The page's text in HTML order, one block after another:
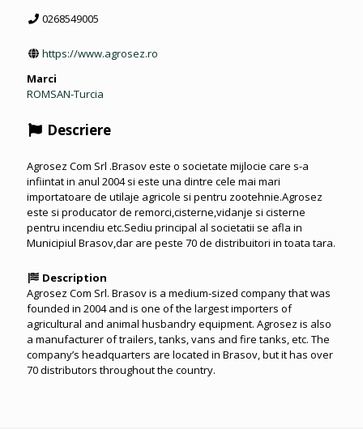
0268549005
https://www.agrosez.ro
Marci
ROMSAN-Turcia
Descriere
Agrosez Com Srl .Brasov este o societate mijlocie care s-a
infiintat in anul 2004 si este una dintre cele mai mari
importatoare de utilaje agricole si pentru zootehnie.Agrosez
este si producator de remorci,cisterne,vidanje si cisterne
pentru incendiu etc.Sediu principal al societatii se afla in
Municipiul Brasov,dar are peste 70 de distribuitori in toata tara.
Description
Agrosez Com Srl. Brasov is a medium-sized company that was
founded in 2004 and is one of the largest importers of
agricultural and animal husbandry equipment. Agrosez is also
a manufacturer of trailers, tanks, vans and fire tanks, etc. The
company’s headquarters are located in Brasov, but it has over
70 distributors throughout the country.